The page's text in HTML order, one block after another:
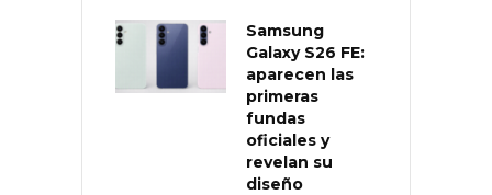
Samsung
Galaxy S26 FE:
aparecen las
primeras
fundas
oficiales y
revelan su
diseño